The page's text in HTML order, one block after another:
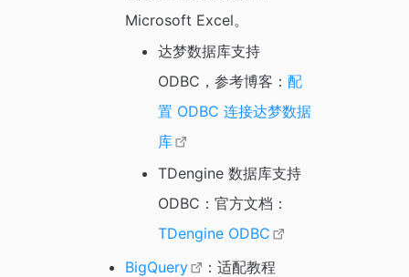
Microsoft Excel。
达梦数据库支持
ODBC，参考博客： 配
置 ODBC 连接达梦数据
库
TDengine 数据库支持
ODBC：官方文档：
TDengine ODBC
BigQuery
：适配教程